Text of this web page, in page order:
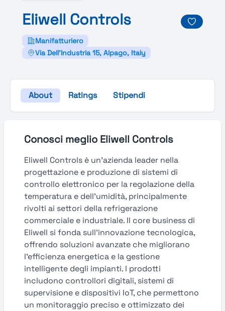
Eliwell Controls
Manifatturiero
Via Dell'Industria 15, Alpago, Italy
About Ratings Stipendi
Conosci meglio Eliwell Controls
Eliwell Controls è un’azienda leader nella
progettazione e produzione di sistemi di
controllo elettronico per la regolazione della
temperatura e dell’umidità, principalmente
rivolti ai settori della refrigerazione
commerciale e industriale. Il core business di
Eliwell si fonda sull’innovazione tecnologica,
offrendo soluzioni avanzate che migliorano
l’efficienza energetica e la gestione
intelligente degli impianti. I prodotti
includono controllori digitali, sistemi di
supervisione e dispositivi IoT, che permettono
un monitoraggio preciso e ottimizzato dei